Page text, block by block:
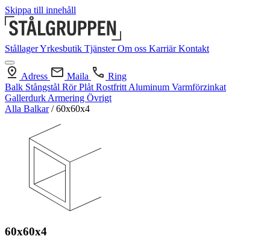
Skippa till innehåll
StållagerYrkesbutik TjänsterOm oss KarriärKontakt
Adress Maila
Ring
Balk Stångstål RörPlåt Rostfritt Aluminum Varmförzinkat
Gallerdurk Armering Övrigt
Alla Balkar / 60x60x4
60x60x4